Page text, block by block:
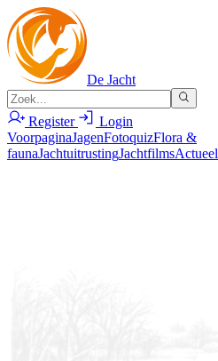
De Jacht
Register
Login
VoorpaginaJagenFotoquizFlora &
faunaJachtuitrustingJachtfilmsActueel